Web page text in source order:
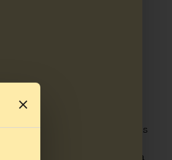
a fenti események
forrásból is
tárgyalási napot
a TASZ-t, ezt
megváltoztatását és
tekintettel, azonban a